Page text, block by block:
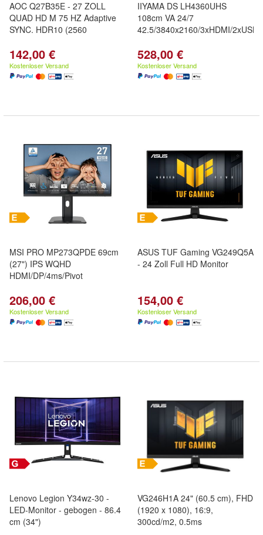
AOC Q27B35E - 27 ZOLL
QUAD HD M 75 HZ Adaptive
SYNC. HDR10 (2560
142,00 €
Kostenloser Versand
IIYAMA DS LH4360UHS
108cm VA 24/7
42.5/3840x2160/3xHDMI/2xUSB/
528,00 €
Kostenloser Versand
MSI PRO MP273QPDE 69cm
(27") IPS WQHD
HDMI/DP/4ms/Pivot
206,00 €
Kostenloser Versand
ASUS TUF Gaming VG249Q5A
- 24 Zoll Full HD Monitor
154,00 €
Kostenloser Versand
Lenovo Legion Y34wz-30 -
LED-Monitor - gebogen - 86.4
cm (34")
VG246H1A 24" (60.5 cm), FHD
(1920 x 1080), 16:9,
300cd/m2, 0.5ms